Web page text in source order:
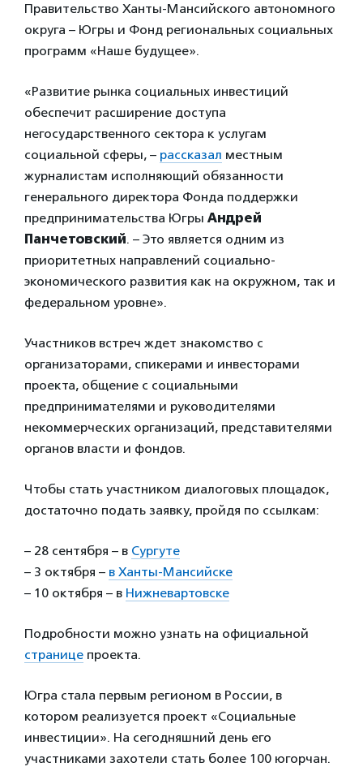
Правительство Ханты-Мансийского автономного
округа – Югры и Фонд региональных социальных
программ «Наше будущее».
«Развитие рынка социальных инвестиций
обеспечит расширение доступа
негосударственного сектора к услугам
социальной сферы, – рассказал местным
журналистам исполняющий обязанности
генерального директора Фонда поддержки
предпринимательства Югры Андрей
Панчетовский. – Это является одним из
приоритетных направлений социально-
экономического развития как на окружном, так и
федеральном уровне».
Участников встреч ждет знакомство с
организаторами, спикерами и инвесторами
проекта, общение с социальными
предпринимателями и руководителями
некоммерческих организаций, представителями
органов власти и фондов.
Чтобы стать участником диалоговых площадок,
достаточно подать заявку, пройдя по ссылкам:
– 28 сентября – в Сургуте
– 3 октября – в Ханты-Мансийске
– 10 октября – в Нижневартовске
Подробности можно узнать на официальной
странице проекта.
Югра стала первым регионом в России, в
котором реализуется проект «Социальные
инвестиции». На сегодняшний день его
участниками захотели стать более 100 югорчан.